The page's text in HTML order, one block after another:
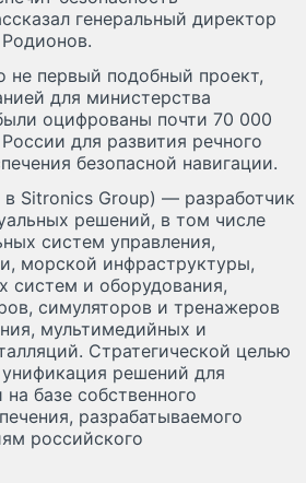
генеральный директор
не первый подобный проект,
для министерства
оцифрованы почти 70 000
для развития речного
безопасной навигации.
в Sitronics Group) — разработчик
решений, в том числе
систем управления,
морской инфраструктуры,
систем и оборудования,
симуляторов и тренажеров
мультимедийных и
Стратегической целью
решений для
базе собственного
разрабатываемого
российского